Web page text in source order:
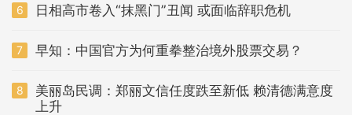
6 日相高市卷入“抹黑门”丑闻 或面临辞职危机
7 早知：中国官方为何重拳整治境外股票交易？
8
美丽岛民调：郑丽文信任度跌至新低 赖清德满意度
上升